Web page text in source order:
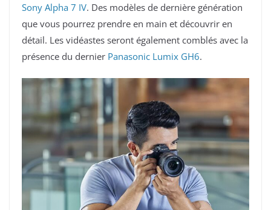
Sony Alpha 7 IV. Des modèles de dernière génération
que vous pourrez prendre en main et découvrir en
détail. Les vidéastes seront également comblés avec la
présence du dernier Panasonic Lumix GH6.